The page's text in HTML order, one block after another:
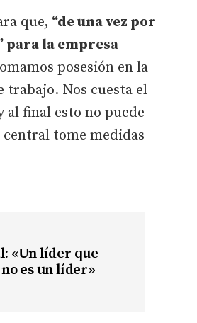
que, “de una vez por
para la empresa
posesión en la
Nos cuesta el
al final esto no puede
tome medidas
«Un líder que
es un líder»